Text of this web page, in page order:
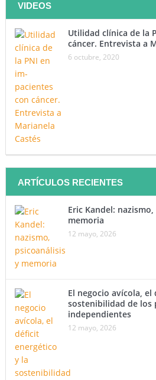
VIDEOS
Utilidad clínica de la
cáncer. Entrevista a
6 octubre, 2020
ARTÍCULOS RECIENTES
Eric Kandel:
memoria
12 mayo, 2026
El negocio avícola,
sostenibilidad de los
independientes
12 mayo, 2026